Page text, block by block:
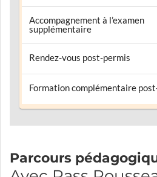
Accompagnement à l’examen
supplémentaire
Rendez-vous post-permis
Formation complémentaire
Parcours